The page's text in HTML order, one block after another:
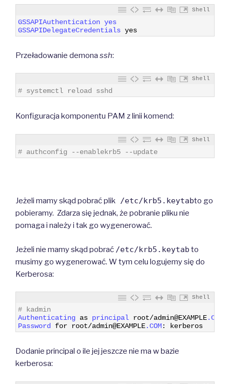
Shell
GSSAPIAuthentication yes
GSSAPIDelegateCredentials yes
Przeładowanie demona ssh:
Shell
# systemctl reload sshd
Konfiguracja komponentu PAM z linii komend:
Shell
# authconfig --enablekrb5 --update
Jeżeli mamy skąd pobrać plik /etc/krb5.keytabto go
pobieramy. Zdarza się jednak, że pobranie pliku nie
pomaga i należy i tak go wygenerować.
Jeżeli nie mamy skąd pobrać /etc/krb5.keytab to
musimy go wygenerować. W tym celu logujemy się do
Kerberosa:
Shell
# kadmin
Authenticating as principal root/admin@EXAMPLE.COM
Password for root/admin@EXAMPLE.COM: kerberos
Dodanie principal o ile jej jeszcze nie ma w bazie
kerberosa: